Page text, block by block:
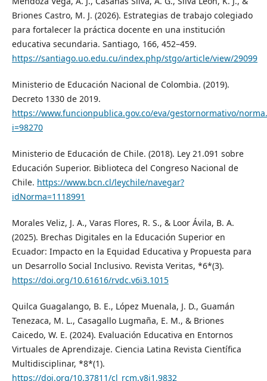
Briones Castro, M. J. (2026). Estrategias de trabajo colegiado
para fortalecer la práctica docente en una institución
educativa secundaria. Santiago, 166, 452–459.
https://santiago.uo.edu.cu/index.php/stgo/article/view/29099
Ministerio de Educación Nacional de Colombia. (2019).
Decreto 1330 de 2019.
https://www.funcionpublica.gov.co/eva/gestornormativo/
i=98270
Ministerio de Educación de Chile. (2018). Ley 21.091 sobre
Educación Superior. Biblioteca del Congreso Nacional de
Chile. https://www.bcn.cl/leychile/navegar?
idNorma=1118991
Morales Veliz, J. A., Varas Flores, R. S., & Loor Ávila, B. A.
(2025). Brechas Digitales en la Educación Superior en
Ecuador: Impacto en la Equidad Educativa y Propuesta para
un Desarrollo Social Inclusivo. Revista Veritas, *6*(3).
https://doi.org/10.61616/rvdc.v6i3.1015
Quilca Guagalango, B. E., López Muenala, J. D., Guamán
Tenezaca, M. L., Casagallo Lugmaña, E. M., & Briones
Caicedo, W. E. (2024). Evaluación Educativa en Entornos
Virtuales de Aprendizaje. Ciencia Latina Revista Científica
Multidisciplinar, *8*(1).
https://doi.org/10.37811/cl_rcm.v8i1.9832